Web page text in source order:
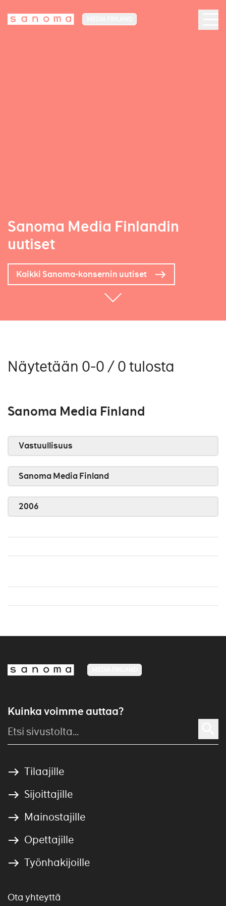
Sanoma Media Finlandin
uutiset
Kaikki Sanoma-konsernin uutiset
Näytetään 0-0 / 0 tulosta
Sanoma Media Finland
Vastuullisuus
Sanoma Media Finland
2006
Kuinka voimme auttaa?
Tilaajille
Sijoittajille
Mainostajille
Opettajille
Työnhakijoille
Ota yhteyttä